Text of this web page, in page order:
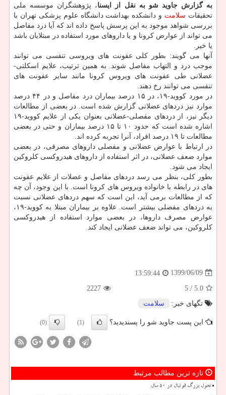
به گزارش جاوید شو به نقل از ایسنا، پژوهشگران موسسه ملی
تحقیقات سلامت و دانشکده بهداشت دانشگاه علوم پزشکی تهران با
بررسی شواهد موجود به این پرسش پاسخ داده اند که آیا درد مفاصل
می تواند از عوارض کرونا و یا داروهای مورد استفاده در مبتلایان باشد
یا خیر.
آنها می گویند: بطور کلی عفونت های ویروسی تنفسی می توانند
موجب درد و التهاب مفاصل شوند. به همین ترتیب، علایم اسکلتی-
عضلانی طی عفونت های ویروس کرونا مانند سایر عفونت های
تنفسی می توانند رخ دهند.
در مورد کووید-۱۹، در ۱۵ درصد بیماران درد مفاصل و در ۴۴ درصد
موارد نیز دردهای عضلانی گزارش شده است. در بعضی از مطالعات
دیگر نیز، از دردهای مفصلی-عضلانی بعنوان یکی از علایم کووید-۱۹
اشاره شده است که حدود ۱۰ تا ۱۵ درصد بیماران و حتی در بعضی
مطالعات تا ۱۹ درصد افراد، آنرا تجربه کرده اند.
در ارتباط با عوارض عضلانی و مفصلی داروهای مصرفی، در بعضی
موارد ضعف عضلانی، در اثر استفاده از داروهای هیدروکسی کلروکین
ایجاد می شود.
بطور کلی، بنظر می رسد دردهای مفاصل و عضلات از علایم عفونت
های در رابطه با خانواده ویروس های کرونا است. با این وجود، آن چه
که از مطالعات برمی آید، این است که سهم دردهای عضلانی نسبت
به دردهای مفصلی بیشتر است. علاوه بر بیماران مبتلا به کووید-۱۹،
عوارض مصرف داروها، در بعضی موارد استفاده از هیدروکسی
کلروکین، می تواند ضعف عضلانی ایجاد کند.
1399/06/09
13:59:44
5.0
/ 5
2227
تگهای خبر:
سلامت
این پست جاوید شو را پسندیدید؟ (1)
(0)
تازه ترین مطالب مرتبط
تحول بزرگ فوتبال در ۵۰ سال